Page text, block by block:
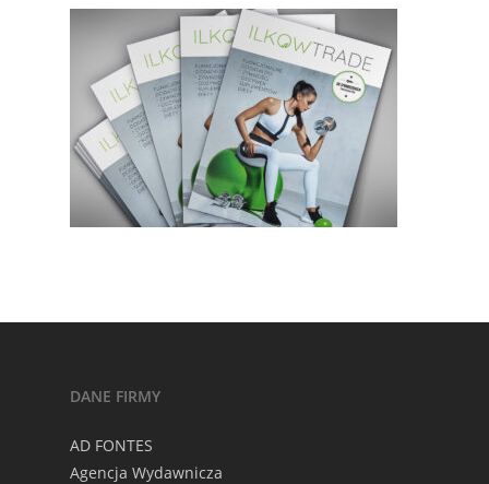
DANE FIRMY
AD FONTES
Agencja Wydawnicza